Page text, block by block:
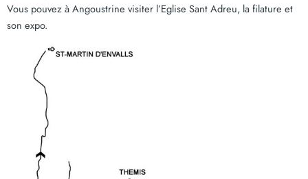
Vous pouvez à Angoustrine visiter l’Eglise Sant Adreu, la filature et
son expo.